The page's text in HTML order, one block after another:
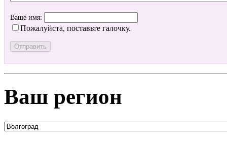
Ваше имя:
Пожалуйста, поставьте галочку.
Ваш регион